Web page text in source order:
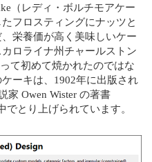
（レディ・ボルチモアケー
フロスティングにナッツと
栄養価が高く美味しいケー
ロライナ州チャールストン
て初めて焼かれたのではな
ーキは、1902年に出版され
家 Owen Wister の著書
でとり上げられています。